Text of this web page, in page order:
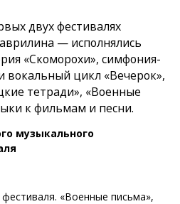
двух фестивалях
— исполнялись
«Скоморохи», симфония-
вокальный цикл «Вечерок»,
тетради», «Военные
к фильмам и песни.
музыкального
«Военные письма»,